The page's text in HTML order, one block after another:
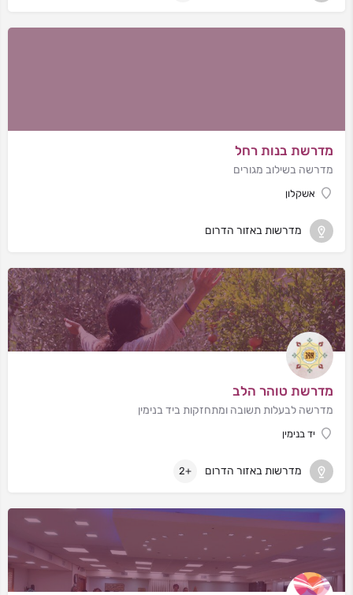
מדרשת בנות רחל
מדרשה בשילוב מגורים
אשקלון
מדרשות באזור הדרום
מדרשת טוהר הלב
מדרשה לבעלות תשובה ומתחזקות ביד בנימין
יד בנימין
מדרשות באזור הדרום +2